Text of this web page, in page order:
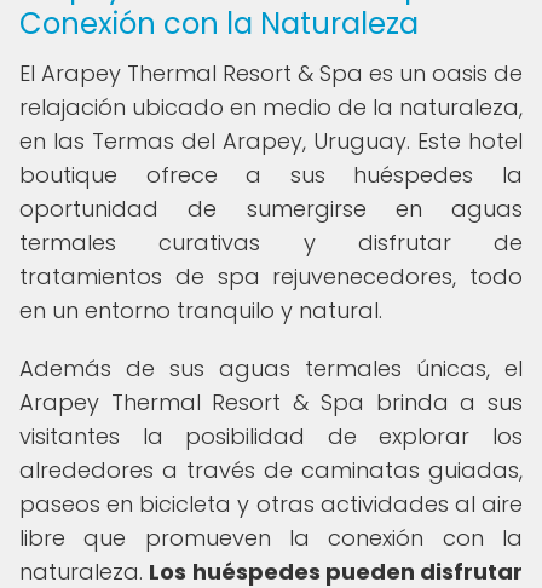
Conexión con la Naturaleza
El Arapey Thermal Resort & Spa es un oasis de
relajación ubicado en medio de la naturaleza,
en las Termas del Arapey, Uruguay. Este hotel
boutique ofrece a sus huéspedes la
oportunidad de sumergirse en aguas
termales curativas y disfrutar de
tratamientos de spa rejuvenecedores, todo
en un entorno tranquilo y natural.
Además de sus aguas termales únicas, el
Arapey Thermal Resort & Spa brinda a sus
visitantes la posibilidad de explorar los
alrededores a través de caminatas guiadas,
paseos en bicicleta y otras actividades al aire
libre que promueven la conexión con la
naturaleza. Los huéspedes pueden disfrutar